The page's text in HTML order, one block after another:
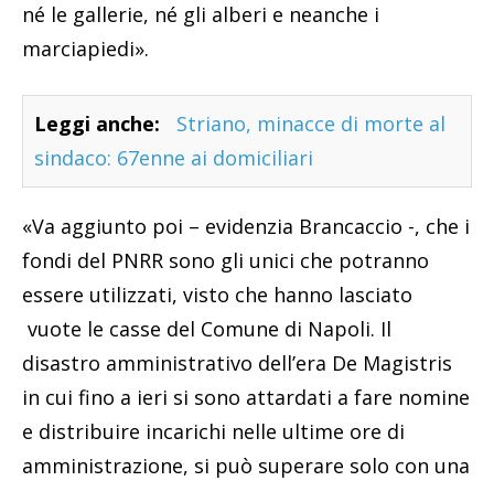
né le gallerie, né gli alberi e neanche i
marciapiedi».
Leggi anche:
Striano, minacce di morte al
sindaco: 67enne ai domiciliari
«Va aggiunto poi – evidenzia Brancaccio -, che i
fondi del PNRR sono gli unici che potranno
essere utilizzati, visto che hanno lasciato
vuote le casse del Comune di Napoli. Il
disastro amministrativo dell’era De Magistris
in cui fino a ieri si sono attardati a fare nomine
e distribuire incarichi nelle ultime ore di
amministrazione, si può superare solo con una